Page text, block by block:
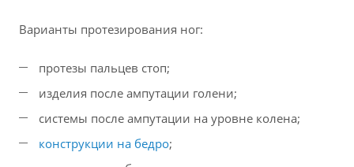
Варианты протезирования ног:
протезы пальцев стоп;
изделия после ампутации голени;
системы после ампутации на уровне колена;
конструкции на бедро;